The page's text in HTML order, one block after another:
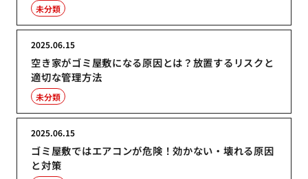
未分類
空き家がゴミ屋敷になる原因とは？放置するリスクと
適切な管理方法
2025.06.15
未分類
ゴミ屋敷ではエアコンが危険！効かない・壊れる原因
と対策
2025.06.15